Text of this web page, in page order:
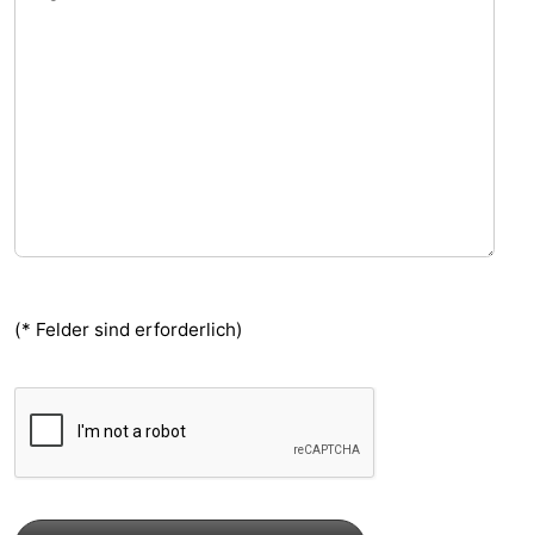
(* Felder sind erforderlich)